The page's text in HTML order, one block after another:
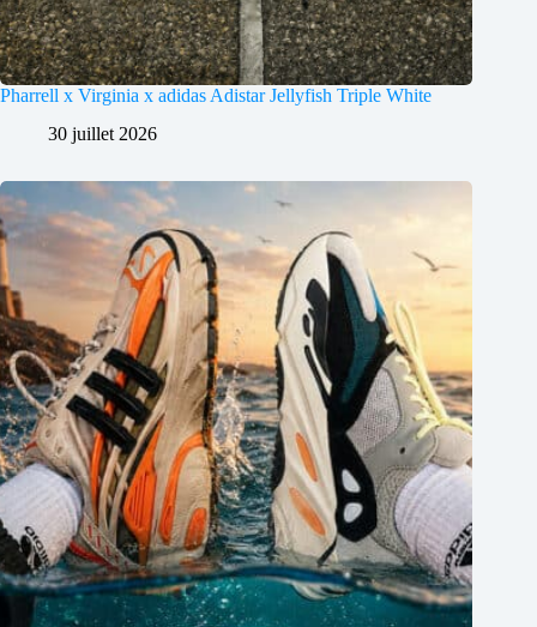
Pharrell x Virginia x adidas Adistar Jellyfish Triple White
30 juillet 2026